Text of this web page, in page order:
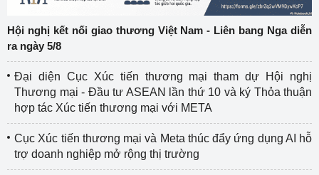
Hội nghị kết nối giao thương Việt Nam - Liên bang Nga diễn
ra ngày 5/8
Đại diện Cục Xúc tiến thương mại tham dự Hội nghị
Thương mại - Đầu tư ASEAN lần thứ 10 và ký Thỏa thuận
hợp tác Xúc tiến thương mại với META
Cục Xúc tiến thương mại và Meta thúc đẩy ứng dụng AI hỗ
trợ doanh nghiệp mở rộng thị trường